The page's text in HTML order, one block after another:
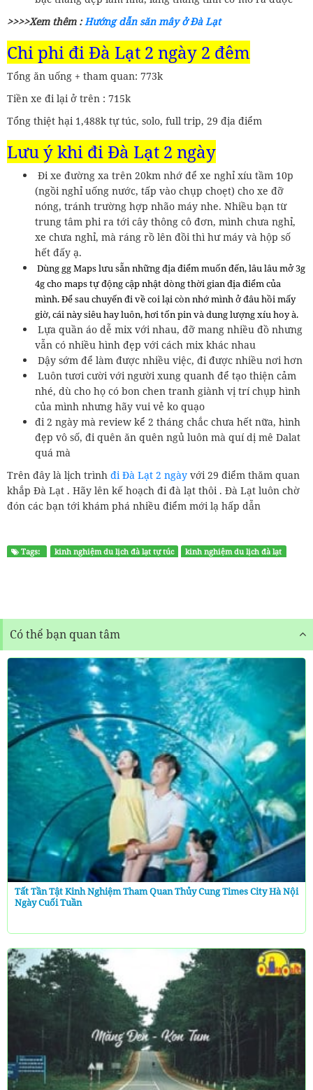
>>>>Xem thêm :Hướng dẫn săn mây ở Đà Lạt
Chi phi đi Đà Lạt 2 ngày 2 đêm
Tổng ăn uống + tham quan: 773k
Tiền xe đi lại ở trên : 715k
Tổng thiệt hại 1,488k tự túc, solo, full trip, 29 địa điểm
Lưu ý khi đi Đà Lạt 2 ngày
Đi xe đường xa trên 20km nhớ để xe nghỉ xíu tầm 10p
(ngồi nghỉ uống nước, tấp vào chụp choẹt) cho xe đỡ
nóng, tránh trường hợp nhão máy nhe. Nhiều bạn từ
trung tâm phi ra tới cây thông cô đơn, mình chưa nghỉ,
xe chưa nghỉ, mà ráng rồ lên đồi thì hư máy và hộp số
hết đấy ạ.
Dùng gg Maps lưu sẵn những địa điểm muốn đến, lâu lâu mở 3g
4g cho maps tự động cập nhật dòng thời gian địa điểm của
mình. Để sau chuyến đi về coi lại còn nhớ mình ở đâu hồi mấy
giờ, cái này siêu hay luôn, hơi tốn pin và dung lượng xíu hoy à.
Lựa quần áo dễ mix với nhau, đỡ mang nhiều đồ nhưng
vẫn có nhiều hình đẹp với cách mix khác nhau
Dậy sớm để làm được nhiều việc, đi được nhiều nơi hơn
Luôn tươi cười với người xung quanh để tạo thiện cảm
nhé, dù cho họ có bon chen tranh giành vị trí chụp hình
của mình nhưng hãy vui vẻ ko quạo
đi 2 ngày mà review kể 2 tháng chắc chưa hết nữa, hình
đẹp vô số, đi quên ăn quên ngủ luôn mà quí dị mê Dalat
quá mà
Trên đây là lịch trình đi Đà Lạt 2 ngày với 29 điểm thăm quan
khắp Đà Lạt . Hãy lên kế hoạch đi đà lạt thôi . Đà Lạt luôn chờ
đón các bạn tới khám phá nhiều điểm mới lạ hấp dẫn
Tags: kinh nghiệm du lịch đà lạt tự túc kinh nghiệm du lịch đà lạt
Có thể bạn quan tâm
Tất Tần Tật Kinh Nghiệm Tham Quan Thủy Cung Times City Hà Nội
Ngày Cuối Tuần